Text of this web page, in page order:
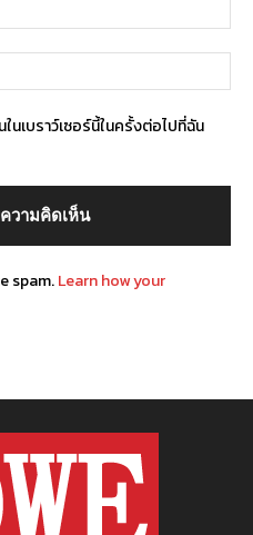
นเบราว์เซอร์นี้ในครั้งต่อไปที่ฉัน
spam.Learn how your